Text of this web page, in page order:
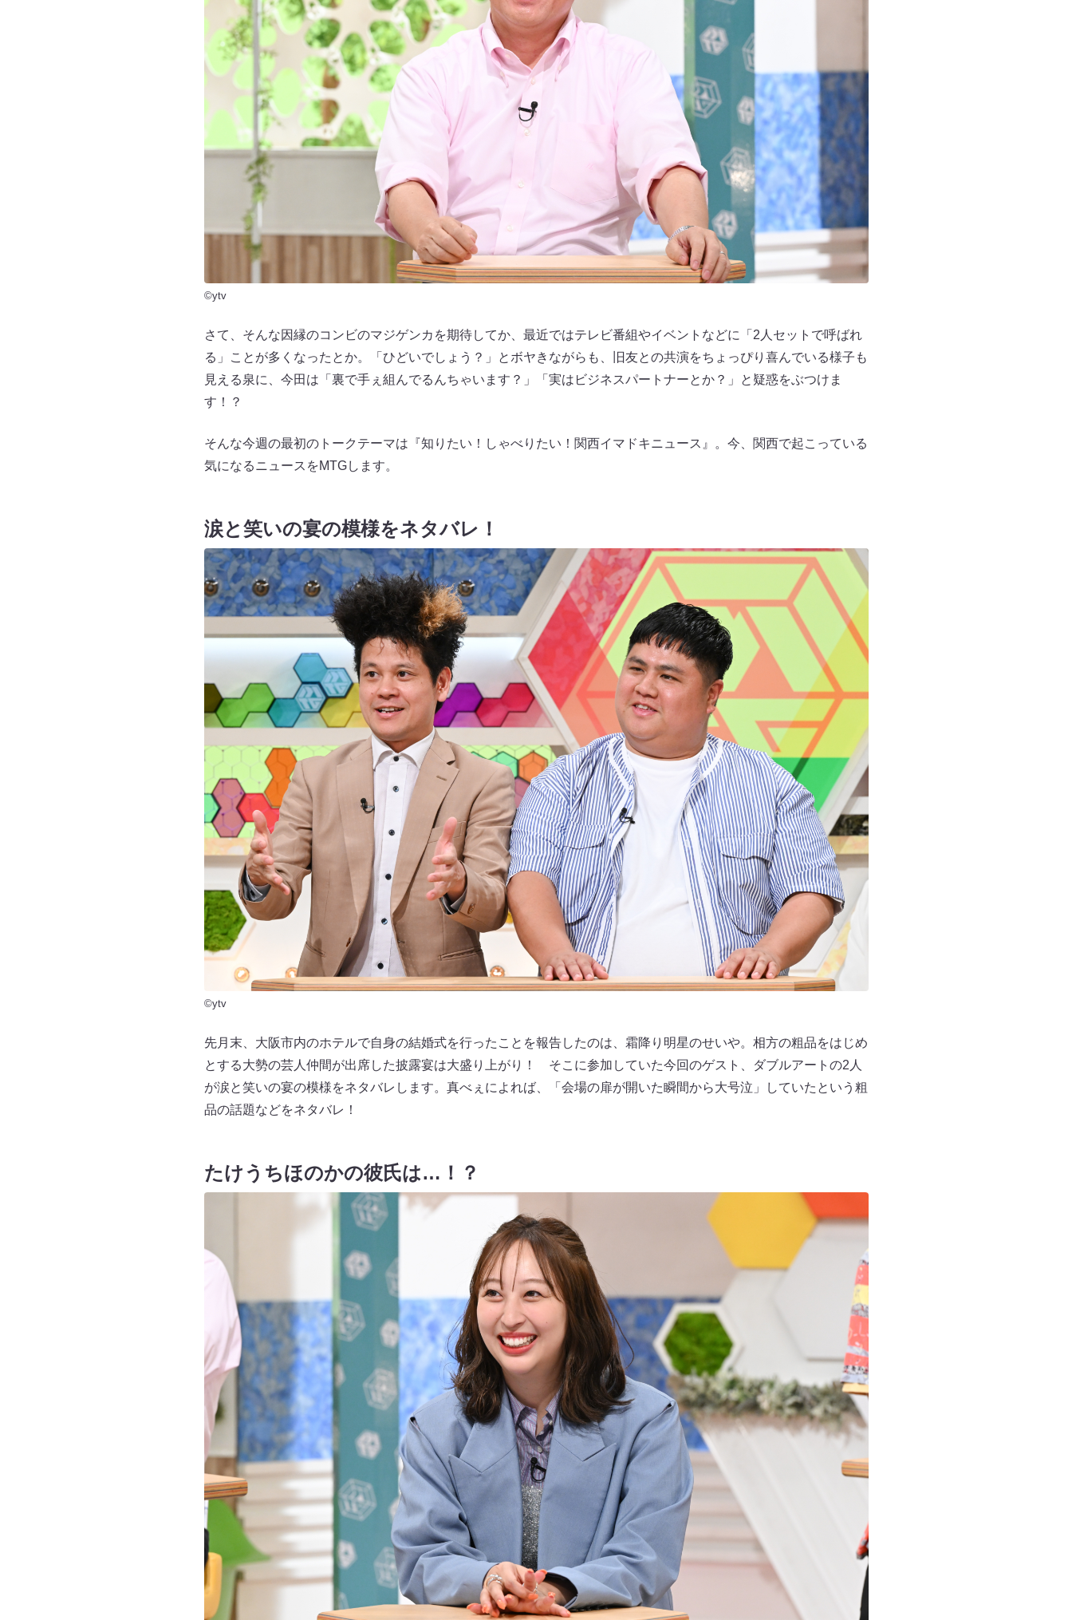
©ytv
さて、そんな因縁のコンビのマジゲンカを期待してか、最近ではテレビ番組やイベントなどに「2人セットで呼ばれ
る」ことが多くなったとか。「ひどいでしょう？」とボヤきながらも、旧友との共演をちょっぴり喜んでいる様子も
見える泉に、今田は「裏で手ぇ組んでるんちゃいます？」「実はビジネスパートナーとか？」と疑惑をぶつけま
す！？
そんな今週の最初のトークテーマは『知りたい！しゃべりたい！関西イマドキニュース』。今、関西で起こっている
気になるニュースをMTGします。
涙と笑いの宴の模様をネタバレ！
©ytv
先月末、大阪市内のホテルで自身の結婚式を行ったことを報告したのは、霜降り明星のせいや。相方の粗品をはじめ
とする大勢の芸人仲間が出席した披露宴は大盛り上がり！ そこに参加していた今回のゲスト、ダブルアートの2人
が涙と笑いの宴の模様をネタバレします。真べぇによれば、「会場の扉が開いた瞬間から大号泣」していたという粗
品の話題などをネタバレ！
たけうちほのかの彼氏は…！？